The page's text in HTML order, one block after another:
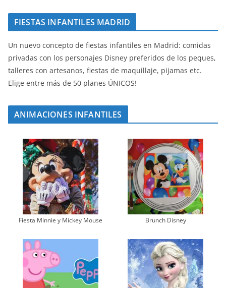
FIESTAS INFANTILES MADRID
Un nuevo concepto de fiestas infantiles en Madrid: comidas
privadas con los personajes Disney preferidos de los peques,
talleres con artesanos, fiestas de maquillaje, pijamas etc.
Elige entre más de 50 planes ÚNICOS!
ANIMACIONES INFANTILES
Fiesta Minnie y Mickey Mouse Brunch Disney